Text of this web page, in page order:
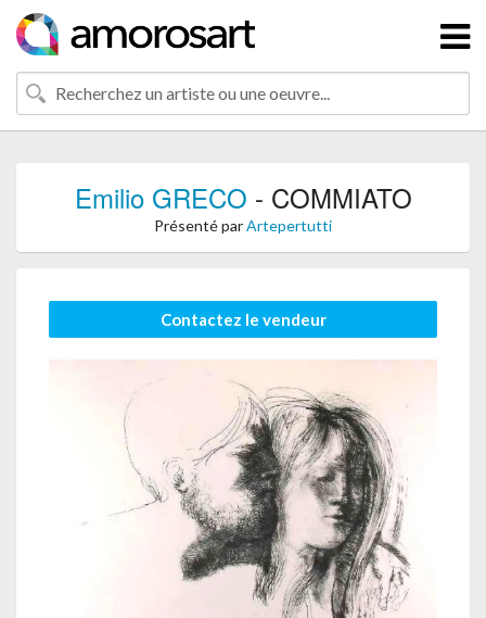
Emilio GRECO - COMMIATO
Présenté parArtepertutti
Contactez le vendeur